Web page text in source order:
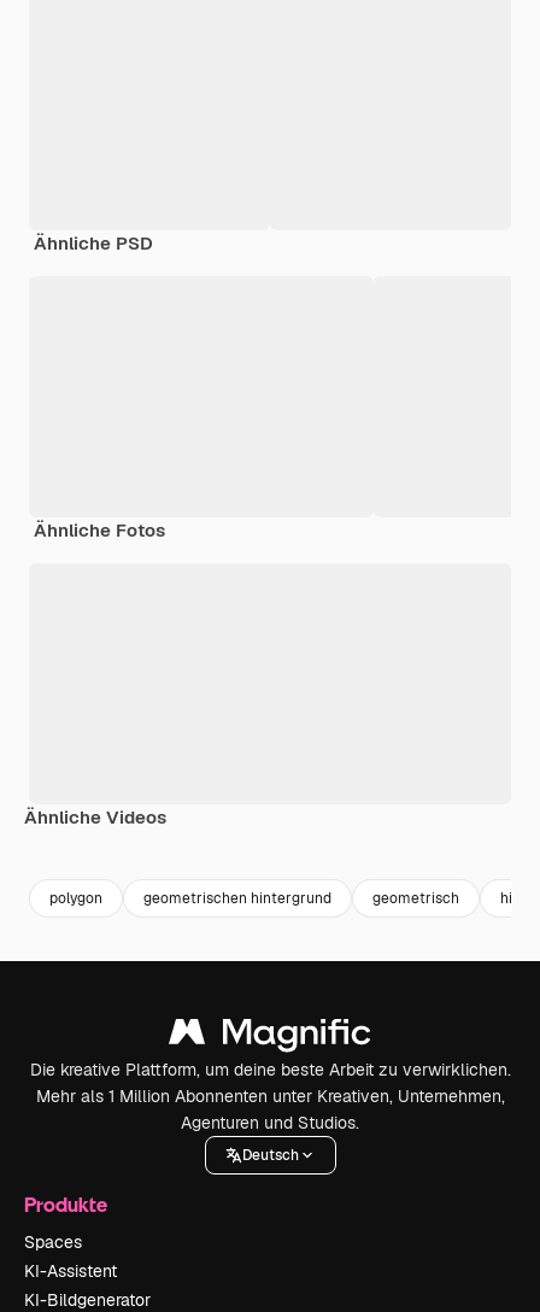
Ähnliche PSD
Ähnliche Fotos
Ähnliche Videos
polygon geometrischen hintergrund geometrisch
Die kreative Plattform, um deine beste Arbeit zu verwirklichen.
Mehr als 1 Million Abonnenten unter Kreativen, Unternehmen,
Agenturen und Studios.
Deutsch
Produkte
Spaces
KI-Assistent
KI-Bildgenerator